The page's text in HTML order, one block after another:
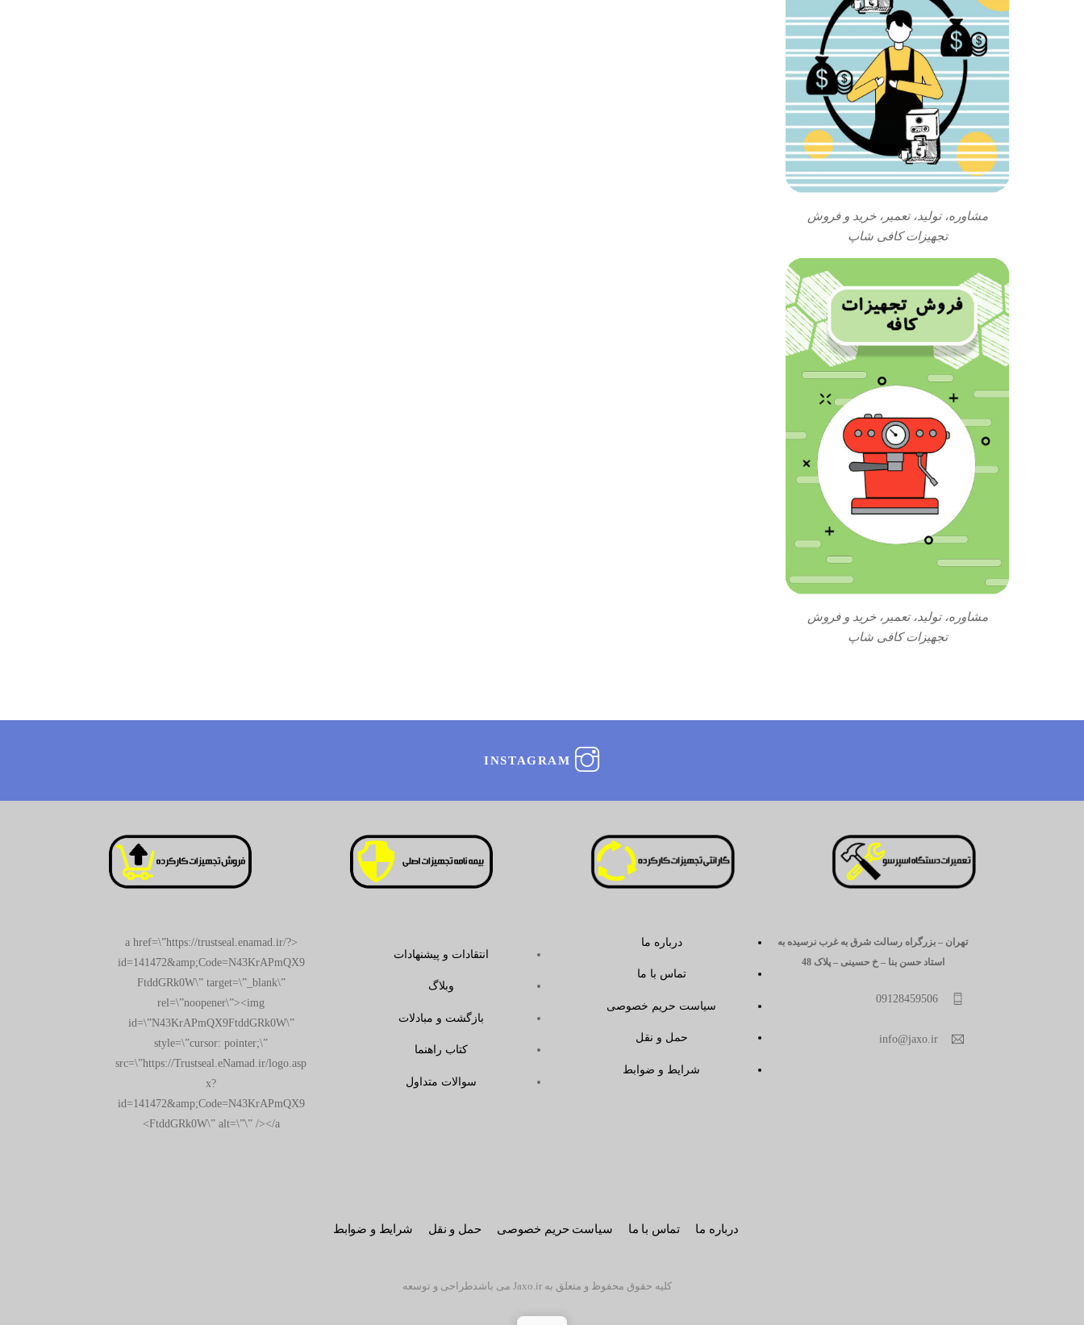
مشاوره، تولید، تعمیر، خرید و فروش
تجهیزات کافی شاپ
مشاوره، تولید، تعمیر، خرید و فروش
تجهیزات کافی شاپ
INSTAGRAM
تهران – بزرگراه رسالت شرق به غرب نرسیده به
استاد حسن بنا – خ حسینی – پلاک 48
09128459506
info@jaxo.ir
درباره ما
تماس با ما
سیاست حریم خصوصی
حمل و نقل
شرایط و ضوابط
انتقادات و پیشنهادات
وبلاگ
بازگشت و مبادلات
کتاب راهنما
سوالات متداول
<a href=\”https://trustseal.enamad.ir/?
id=141472&amp;Code=N43KrAPmQX9
FtddGRk0W\” target=\”_blank\”
rel=\”noopener\”><img
id=\”N43KrAPmQX9FtddGRk0W\”
style=\”cursor: pointer;\”
src=\”https://Trustseal.eNamad.ir/logo.asp
x?
id=141472&amp;Code=N43KrAPmQX9
FtddGRk0W\” alt=\”\” /></a>
درباره ما تماس با ما سیاست حریم خصوصی حمل و نقل شرایط و ضوابط
کلیه حقوق محفوظ و متعلق به Jaxo.ir می باشد طراحی و توسعه